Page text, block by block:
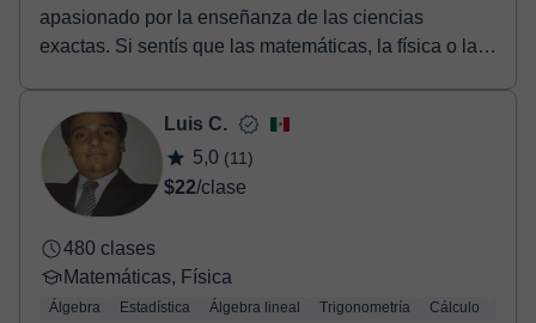
apasionado por la enseñanza de las ciencias
exactas. Si sentís que las matemáticas, la física o la
Luis C.
5,0 (11)
$22/clase
480 clases
Matemáticas, Física
Álgebra Estadística Álgebra lineal Trigonometría Cálculo